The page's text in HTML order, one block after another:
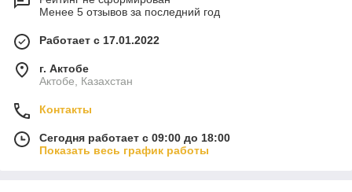
Менее 5 отзывов за последний год
Работает с 17.01.2022
г. Актобе
Актобе, Казахстан
Контакты
Сегодня работает с 09:00 до 18:00
Показать весь график работы